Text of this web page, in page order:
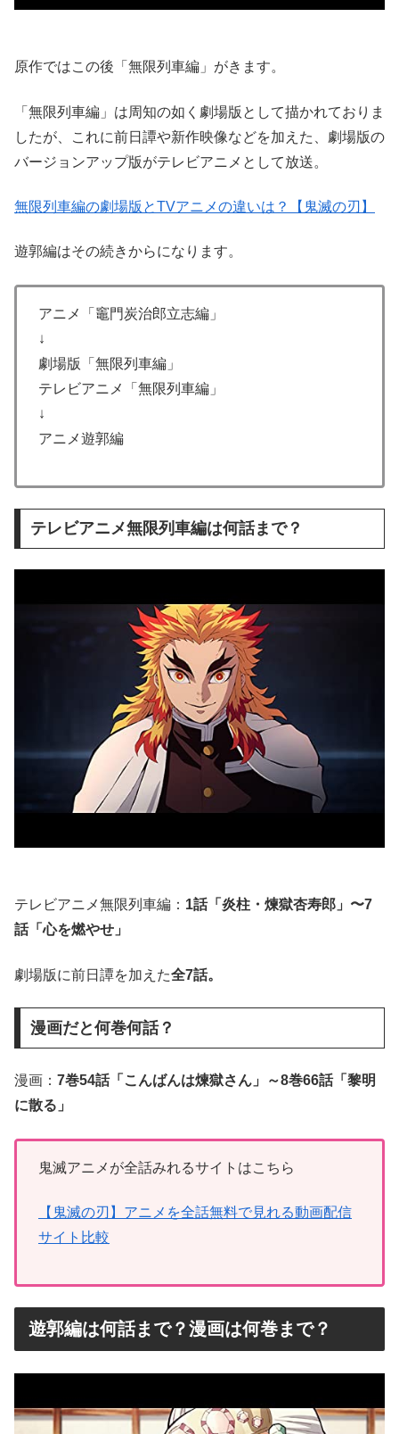
原作ではこの後「無限列車編」がきます。
「無限列車編」は周知の如く劇場版として描かれておりま
したが、これに前日譚や新作映像などを加えた、劇場版の
バージョンアップ版がテレビアニメとして放送。
無限列車編の劇場版とTVアニメの違いは？【鬼滅の刃】
遊郭編はその続きからになります。
アニメ「竈門炭治郎立志編」
↓
劇場版「無限列車編」
テレビアニメ「無限列車編」
↓
アニメ遊郭編
テレビアニメ無限列車編は何話まで？
テレビアニメ無限列車編： 1話「炎柱・煉獄杏寿郎」〜7
話「心を燃やせ」
劇場版に前日譚を加えた全7話。
漫画だと何巻何話？
漫画： 7巻54話「こんばんは煉獄さん」～8巻66話「黎明
に散る」
鬼滅アニメが全話みれるサイトはこちら
【鬼滅の刃】アニメを全話無料で見れる動画配信
サイト比較
遊郭編は何話まで？漫画は何巻まで？